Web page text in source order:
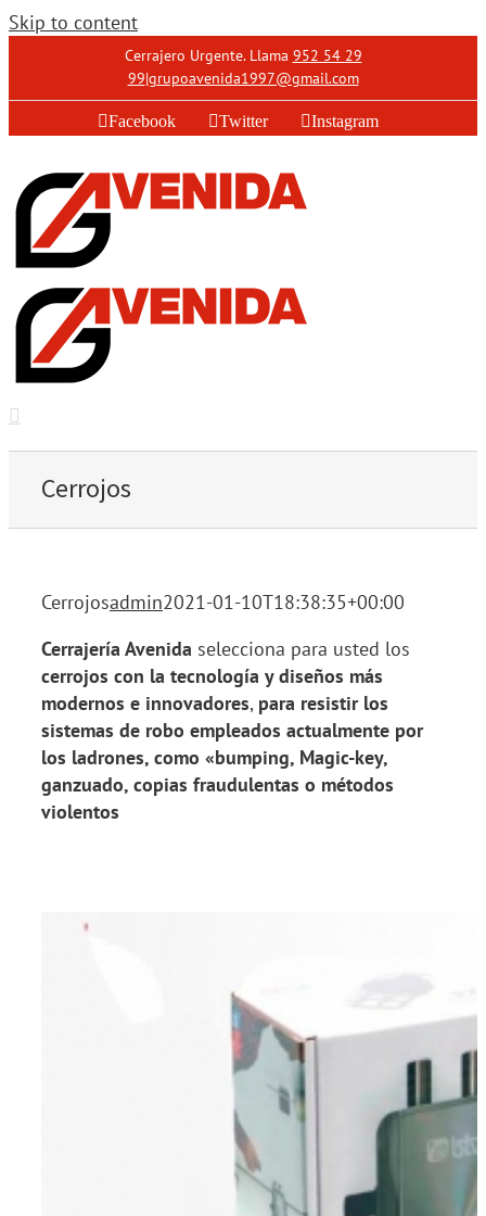
Skip to content
Cerrajero Urgente. Llama 952 54 29
99|grupoavenida1997@gmail.com
Facebook Twitter Instagram
Cerrojos
Cerrojosadmin2021-01-10T18:38:35+00:00
Cerrajería Avenida selecciona para usted los
cerrojos con la tecnología y diseños más
modernos e innovadores, para resistir los
sistemas de robo empleados actualmente por
los ladrones, como «bumping, Magic-key,
ganzuado, copias fraudulentas o métodos
violentos